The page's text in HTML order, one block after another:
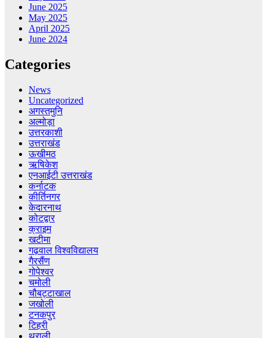
June 2025
May 2025
April 2025
June 2024
Categories
News
Uncategorized
अगस्तमुनि
अल्मोड़ा
उत्तरकाशी
उत्तराखंड
ऊखीमठ
ऋषिकेश
एनआईटी उत्तराखंड
कर्नाटक
कीर्तिनगर
केदारनाथ
कोटद्वार
क्राइम
खटीमा
गढ़वाल विश्वविद्यालय
गैरसैंण
गोपेश्वर
चमोली
चौबट्टाखाल
जखोली
टनकपुर
टिहरी
थराली